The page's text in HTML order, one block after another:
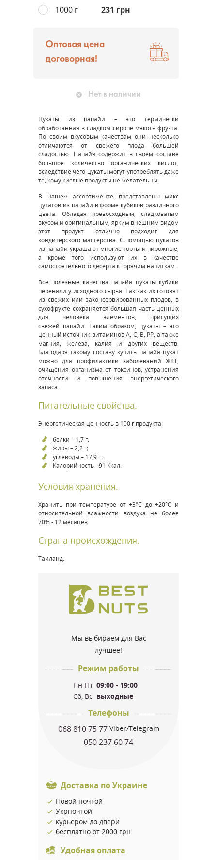
1000 г
231 грн
Оптовая цена
договорная!
Нет в наличии
Цукаты из папайи – это термически
обработанная в сладком сиропе мякоть фрукта.
По своим вкусовым качествам они несколько
отличаются от свежего плода большей
сладостью. Папайя содержит в своем составе
большое количество органических кислот,
вследствие чего цукаты могут употреблять даже
те, кому кислые продукты не желательны.
В нашем ассортименте представлены микс
цукатов из папайи в форме кубиков различного
цвета. Обладая превосходным, сладковатым
вкусом и оригинальным, ярким внешним видом
этот продукт отлично подходит для
кондитерского мастерства. С помощью цукатов
из папайи украшают многие торты и пирожные,
а кроме того используют их в качестве
самостоятельного десерта к горячим напиткам.
Все полезные качества папайя цукаты кубики
переняли у исходного сырья. Так как их готовят
из свежих или законсервированных плодов, в
сухофрукте сохраняется большая часть ценных
для человека элементов, присущих
свежей папайи. Таким образом, цукаты – это
ценный источник витаминов А, С, B, PP, а также
магния, железа, калия и других веществ.
Благодаря такому составу купить папайя цукат
можно для профилактики заболеваний ЖКТ,
очищения организма от токсинов, устранения
отечности и повышения энергетического
запаса.
Питательные свойства.
Энергетическая ценность в 100 г продукта:
белки – 1,7 г;
жиры – 2,2 г;
углеводы – 17,9 г.
Калорийность - 91 Ккал.
Условия хранения.
Хранить при температуре от +3°С до +20°С и
относительной влажности воздуха не более
70% - 12 месяцев.
Страна происхождения.
Таиланд.
Мы выбираем для Вас
лучшее!
Режим работы
Пн-Пт 09:00 - 19:00
Сб, Вс выходные
Телефоны
068 810 75 77Viber/Telegram
050 237 60 74
Доставка по Украине
Новой почтой
Укрпочтой
курьером до двери
бесплатно от 2000 грн
Удобная оплата